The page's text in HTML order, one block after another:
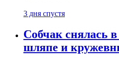
3 дня спустя
Собчак снялась
шляпе и